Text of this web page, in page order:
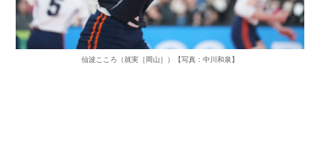
仙波こころ（就実［岡山］）【写真：中川和泉】